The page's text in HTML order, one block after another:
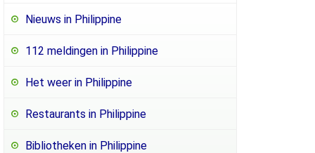
Nieuws in Philippine
112 meldingen in Philippine
Het weer in Philippine
Restaurants in Philippine
Bibliotheken in Philippine